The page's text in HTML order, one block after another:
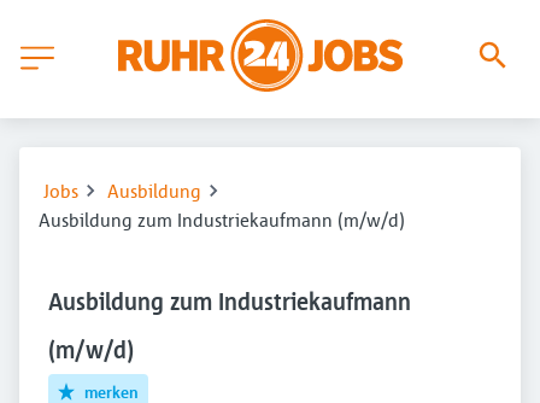
Jobs
Ausbildung
Ausbildung zum Industriekaufmann (m/w/d)
Ausbildung zum Industriekaufmann
(m/w/d)
merken